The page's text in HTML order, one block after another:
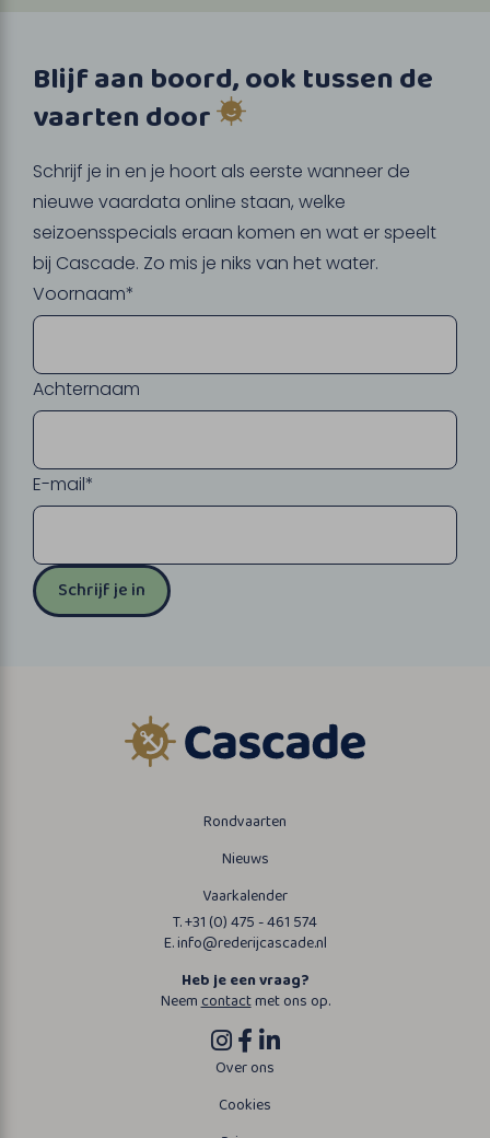
Blijf aan boord, ook tussen de
vaarten door
Schrijf je in en je hoort als eerste wanneer de
nieuwe vaardata online staan, welke
seizoensspecials eraan komen en wat er speelt
bij Cascade. Zo mis je niks van het water.
Voornaam*
Achternaam
E-mail*
Schrijf je in
Rondvaarten
Nieuws
Vaarkalender
T. +31 (0) 475 - 461 574
E. info@rederijcascade.nl
Heb je een vraag?
Neemcontactmet ons op.
Over ons
Cookies